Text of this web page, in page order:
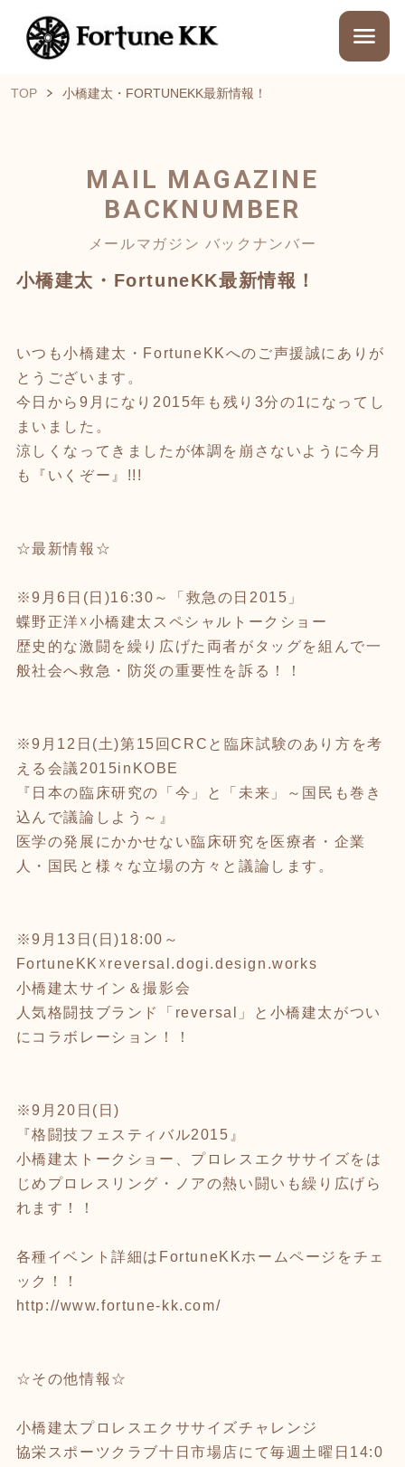
TOP 小橋建太・FORTUNEKK最新情報！
MAIL MAGAZINE
BACKNUMBER
メールマガジン バックナンバー
小橋建太・FortuneKK最新情報！
いつも小橋建太・FortuneKKへのご声援誠にありが
とうございます。
今日から9月になり2015年も残り3分の1になってし
まいました。
涼しくなってきましたが体調を崩さないように今月
も『いくぞー』!!!
☆最新情報☆
※9月6日(日)16:30～「救急の日2015」
蝶野正洋☓小橋建太スペシャルトークショー
歴史的な激闘を繰り広げた両者がタッグを組んで一
般社会へ救急・防災の重要性を訴る！！
※9月12日(土)第15回CRCと臨床試験のあり方を考
える会議2015inKOBE
『日本の臨床研究の「今」と「未来」～国民も巻き
込んで議論しよう～』
医学の発展にかかせない臨床研究を医療者・企業
人・国民と様々な立場の方々と議論します。
※9月13日(日)18:00～
FortuneKK☓reversal.dogi.design.works
小橋建太サイン＆撮影会
人気格闘技ブランド「reversal」と小橋建太がつい
にコラボレーション！！
※9月20日(日)
『格闘技フェスティバル2015』
小橋建太トークショー、プロレスエクササイズをは
じめプロレスリング・ノアの熱い闘いも繰り広げら
れます！！
各種イベント詳細はFortuneKKホームページをチェ
ック！！
http://www.fortune-kk.com/
☆その他情報☆
小橋建太プロレスエクササイズチャレンジ
協栄スポーツクラブ十日市場店にて毎週土曜日14:0